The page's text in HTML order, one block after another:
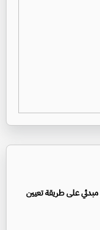
مبدئي على طريقة تعيين